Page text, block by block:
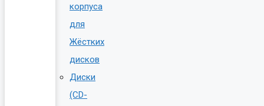
корпуса
для
Жёстких
дисков
Диски
(CD-